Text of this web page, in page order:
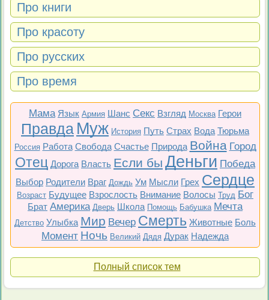
Про книги
Про красоту
Про русских
Про время
Мама Язык Армия Шанс Секс Взгляд Москва Герои
Правда Муж История Путь Страх Вода Тюрьма
Россия Работа Свобода Счастье Природа Война Город
Отец Дорога Власть Если бы Деньги Победа
Выбор Родители Враг Дождь Ум Мысли Грех Сердце
Возраст Будущее Взрослость Внимание Волосы Труд Бог
Брат Америка Дверь Школа Помощь Бабушка Мечта
Детство Улыбка Мир Вечер Смерть Животные Боль
Момент Ночь Великий Дядя Дурак Надежда
Полный список тем